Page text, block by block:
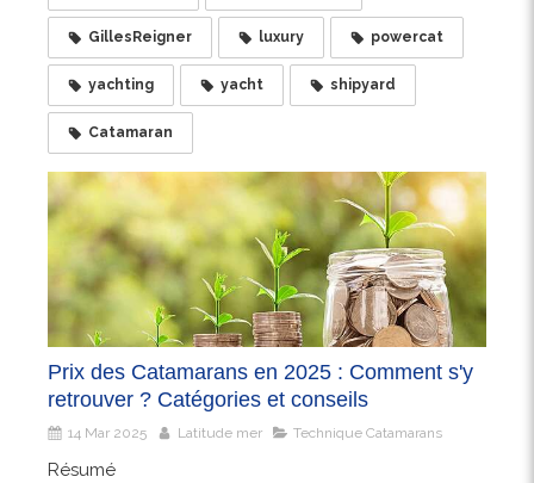
GillesReigner luxury powercat
yachting yacht shipyard
Catamaran
Prix des Catamarans en 2025 : Comment s'y
retrouver ? Catégories et conseils
14 Mar 2025 Latitude mer Technique Catamarans
Résumé